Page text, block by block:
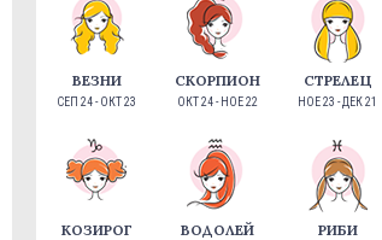
ВЕЗНИ
СЕП 24 - ОКТ 23
СКОРПИОН
ОКТ 24 - НОЕ 22
СТРЕЛЕЦ
НОЕ 23 - ДЕК 21
КОЗИРОГ ВОДОЛЕЙ РИБИ